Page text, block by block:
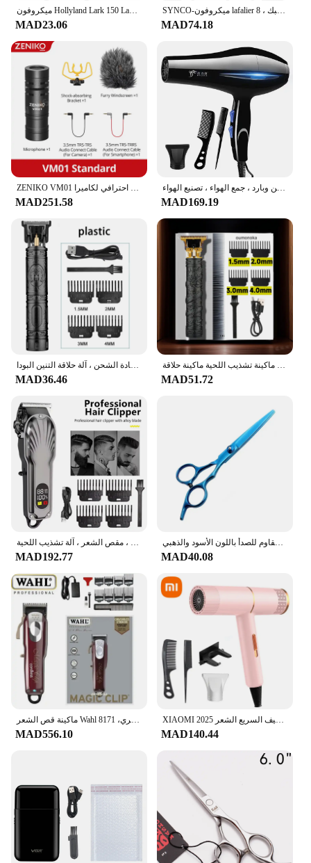
ميكروفون Hollyland Lark 150 Lavalier ميكروفون Lavalier احترافي متعدد الاتجاهات ميكروفون Lavalier الاتجاهي
MAD23.06
SYNCO-ميكروفون lafalier احترافي ، ميكروفون طية صدر متعدد الاتجاهات ، تقليل الضوضاء ، الاقتران التلقائي ، مشبك ، 8m ، كابل 26.2ft
MAD74.18
ZENIKO VM01 ميكروفون فيديو مدمج وخفيف الوزن احترافي لكاميرا Deadcat على الزجاج الأمامي للصدمات
MAD251.58
مجفف هواء أيوني قوي احترافي ، تسخين سريع ، تعديل ساخن وبارد ، جمع الهواء ، تصنيع الهواء ،
MAD169.19
MAD36.46 MAD51.72
MAD192.77 MAD40.08
MAD556.10 MAD140.44